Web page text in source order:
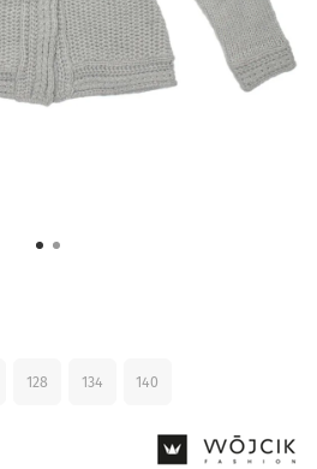
128 134 140